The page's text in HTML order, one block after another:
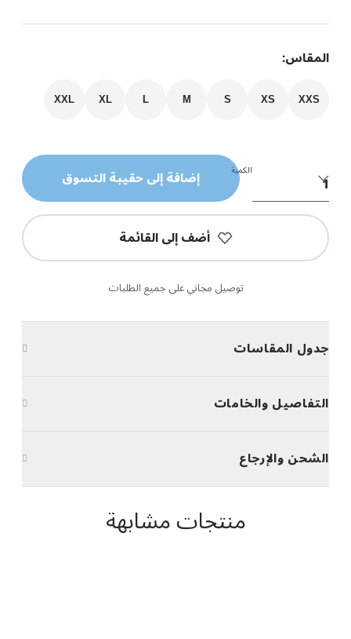
المقاس:
XXS
XS
S
M
L
XL
XXL
الكمية إضافة إلى حقيبة التسوق
أضف إلى القائمة
توصيل مجاني على جميع الطلبات
جدول المقاسات
التفاصيل والخامات
الشحن والإرجاع
منتجات مشابهة